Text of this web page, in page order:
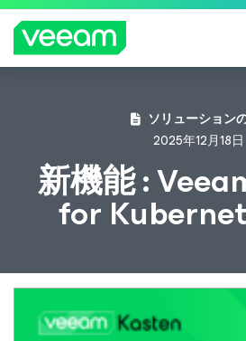
CrowdStrikeのコンテンツ更新
るお客様向けのVeeam
続き
を読
ソリューション
2025年12月18日
新機能 :
for